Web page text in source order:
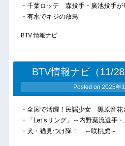
・千葉ロッテ 森投手・廣池投手が
・有水でキジの放鳥
BTV 情報ナビ
BTV情報ナビ（11/28
Posted on 2025年
・全国で活躍！民謡少女 黒原音花
・「Let’sリング」～内野葉流選手
・犬・猫見つけ隊！ ～咲桃虎～